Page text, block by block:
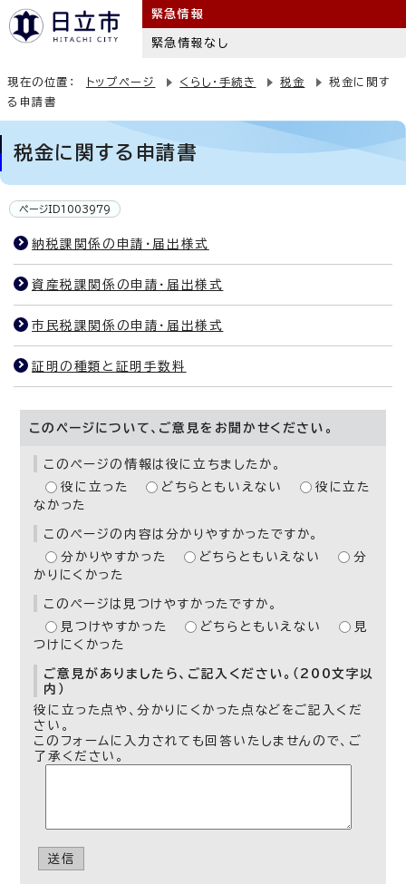
緊急情報
緊急情報なし
現在の位置： トップページ くらし・手続き 税金
税金に関す
る申請書
税金に関する申請書
ページID1003979
納税課関係の申請・届出様式
資産税課関係の申請・届出様式
市民税課関係の申請・届出様式
証明の種類と証明手数料
このページについて、ご意見をお聞かせください。
このページの情報は役に立ちましたか。
役に立った
どちらともいえない
役に立た
なかった
このページの内容は分かりやすかったですか。
分かりやすかった
どちらともいえない
分
かりにくかった
このページは見つけやすかったですか。
見つけやすかった
どちらともいえない
見
つけにくかった
ご意見がありましたら、ご記入ください。（200文字以
内）
役に立った点や、分かりにくかった点などをご記入くだ
さい。
このフォームに入力されても回答いたしませんので、ご
了承ください。
送信